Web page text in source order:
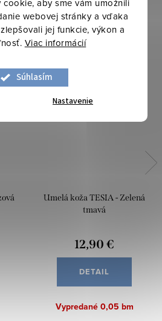
cookie, aby sme vám umožnili
webovej stránky a vďaka
jej funkcie, výkon a
Viac informácií
Súhlasím
Nastavenie
Umelá koža TESIA - Zelená
tmavá
12,90 €
DETAIL
Vypredané0,05 bm